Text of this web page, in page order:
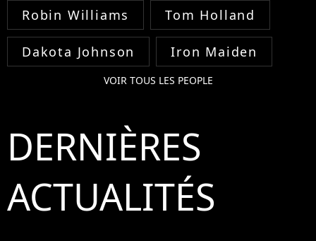
Robin Williams Tom Holland
Dakota Johnson Iron Maiden
VOIR TOUS LES PEOPLE
DERNIÈRES
ACTUALITÉS